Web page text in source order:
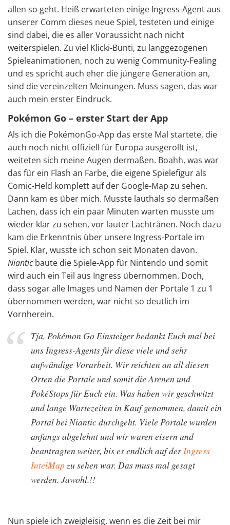
allen so geht. Heiß erwarteten einige Ingress-Agent aus
unserer Comm dieses neue Spiel, testeten und einige
sind dabei, die es aller Voraussicht nach nicht
weiterspielen. Zu viel Klicki-Bunti, zu langgezogenen
Spieleanimationen, noch zu wenig Community-Fealing
und es spricht auch eher die jüngere Generation an,
sind die vereinzelten Meinungen. Muss sagen, das war
auch mein erster Eindruck.
Pokémon Go – erster Start der App
Als ich die PokémonGo-App das erste Mal startete, die
auch noch nicht offiziell für Europa ausgerollt ist,
weiteten sich meine Augen dermaßen. Boahh, was war
das für ein Flash an Farbe, die eigene Spielefigur als
Comic-Held komplett auf der Google-Map zu sehen.
Dann kam es über mich. Musste lauthals so dermaßen
Lachen, dass ich ein paar Minuten warten musste um
wieder klar zu sehen, vor lauter Lachtränen. Noch dazu
kam die Erkenntnis über unsere Ingress-Portale im
Spiel. Klar, wusste ich schon seit Monaten davon.
Nianticbaute die Spiele-App für Nintendo und somit
wird auch ein Teil aus Ingress übernommen. Doch,
dass sogar alle Images und Namen der Portale 1 zu 1
übernommen werden, war nicht so deutlich im
Vornherein.
Tja, Pokémon Go Einsteiger bedankt Euch mal bei
uns Ingress-Agents für diese viele und sehr
aufwändige Vorarbeit. Wir reichten an all diesen
Orten die Portale und somit die Arenen und
PokéStops für Euch ein. Was haben wir geschwitzt
und lange Wartezeiten in Kauf genommen, damit ein
Portal bei Niantic durchgeht. Viele Portale wurden
anfangs abgelehnt und wir waren eisern und
beantragten weiter, bis es endlich auf derIngress
IntelMapzu sehen war. Das muss mal gesagt
werden. Jawohl.!!
Nun spiele ich zweigleisig, wenn es die Zeit bei mir